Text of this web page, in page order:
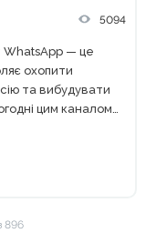
5094
WhatsApp — це
охопити
та вибудувати
цим каналом
896